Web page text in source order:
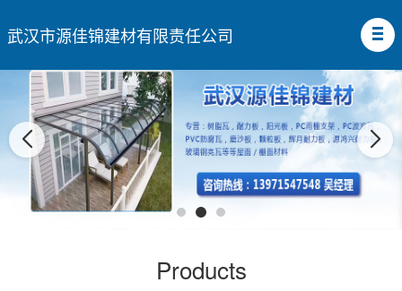
武汉市源佳锦建材有限责任公司
Products